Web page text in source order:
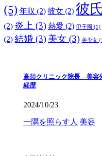
(5) 年収 (2) 彼女 (2) 彼
(2) 炎上 (3) 熱愛 (2) 甲子園 (1)
(2) 結婚 (3) 美女 (3) 美少女
高須クリニック院長 美容
経歴
2024/10/23
一隅を照らす人 美容